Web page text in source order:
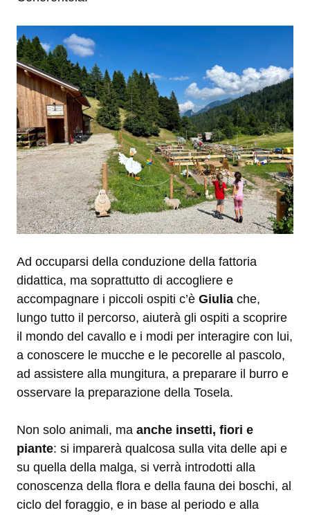
Ad occuparsi della conduzione della fattoria
didattica, ma soprattutto di accogliere e
accompagnare i piccoli ospiti c’è Giulia che,
lungo tutto il percorso, aiuterà gli ospiti a scoprire
il mondo del cavallo e i modi per interagire con lui,
a conoscere le mucche e le pecorelle al pascolo,
ad assistere alla mungitura, a preparare il burro e
osservare la preparazione della Tosela.
Non solo animali, ma anche insetti, fiori e
piante: si imparerà qualcosa sulla vita delle api e
su quella della malga, si verrà introdotti alla
conoscenza della flora e della fauna dei boschi, al
ciclo del foraggio, e in base al periodo e alla